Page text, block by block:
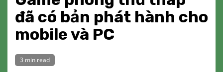
đã có bản phát hành cho
mobile và PC
3 min read